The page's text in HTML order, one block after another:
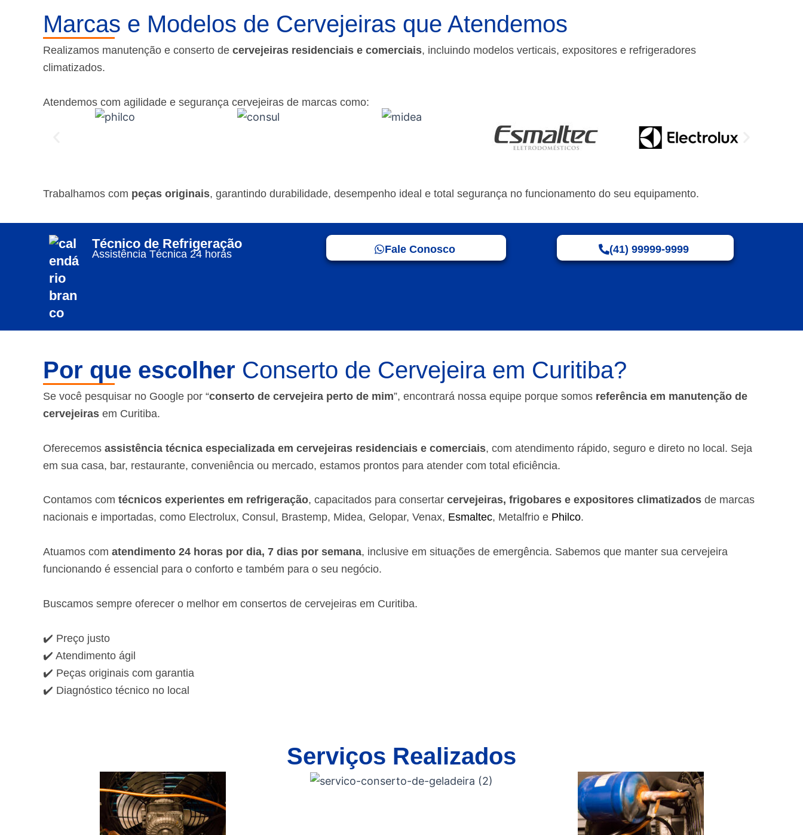
Marcas e Modelos de Cervejeiras que Atendemos
Realizamos manutenção e conserto de cervejeiras residenciais e comerciais, incluindo modelos verticais, expositores e refrigeradores
climatizados.
Atendemos com agilidade e segurança cervejeiras de marcas como:
Trabalhamos com peças originais, garantindo durabilidade, desempenho ideal e total segurança no funcionamento do seu equipamento.
Técnico de Refrigeração
Assistência Técnica 24 horas Fale Conosco (41) 99999-9999
Por que escolher Conserto de Cervejeira em Curitiba?
Se você pesquisar no Google por “conserto de cervejeira perto de mim”, encontrará nossa equipe porque somos referência em manutenção de
cervejeiras em Curitiba.
Oferecemos assistência técnica especializada em cervejeiras residenciais e comerciais, com atendimento rápido, seguro e direto no local. Seja
em sua casa, bar, restaurante, conveniência ou mercado, estamos prontos para atender com total eficiência.
Contamos com técnicos experientes em refrigeração, capacitados para consertar cervejeiras, frigobares e expositores climatizados de marcas
nacionais e importadas, como Electrolux, Consul, Brastemp, Midea, Gelopar, Venax, Esmaltec, Metalfrio e Philco.
Atuamos com atendimento 24 horas por dia, 7 dias por semana, inclusive em situações de emergência. Sabemos que manter sua cervejeira
funcionando é essencial para o conforto e também para o seu negócio.
Buscamos sempre oferecer o melhor em consertos de cervejeiras em Curitiba.
✔️ Preço justo
✔️ Atendimento ágil
✔️ Peças originais com garantia
✔️ Diagnóstico técnico no local
Serviços Realizados